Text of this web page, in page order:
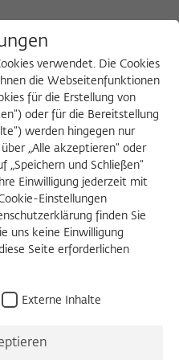
Dr. phil.
Literatur
2025 in
verwendet. Die Cookies
die Webseitenfunktionen
für die Erstellung von
oder für die Bereitstellung
werden hingegen nur
„Alle akzeptieren“ oder
und Schließen“
Einwilligung jederzeit mit
Einstellungen
finden Sie
uns keine Einwilligung
Seite erforderlichen
Externe Inhalte